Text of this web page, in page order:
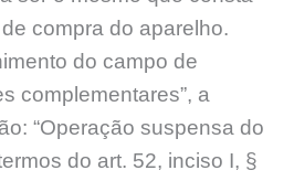
compra do aparelho.
do campo de
complementares”, a
“Operação suspensa do
do art. 52, inciso I, §